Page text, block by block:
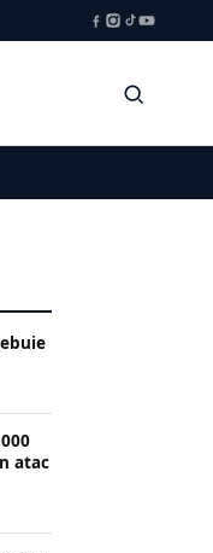
atac